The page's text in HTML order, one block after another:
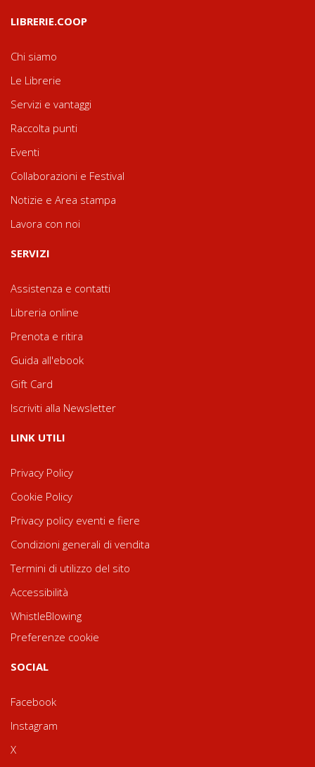
LIBRERIE.COOP
Chi siamo
Le Librerie
Servizi e vantaggi
Raccolta punti
Eventi
Collaborazioni e Festival
Notizie e Area stampa
Lavora con noi
SERVIZI
Assistenza e contatti
Libreria online
Prenota e ritira
Guida all'ebook
Gift Card
Iscriviti alla Newsletter
LINK UTILI
Privacy Policy
Cookie Policy
Privacy policy eventi e fiere
Condizioni generali di vendita
Termini di utilizzo del sito
Accessibilità
WhistleBlowing
Preferenze cookie
SOCIAL
Facebook
Instagram
X